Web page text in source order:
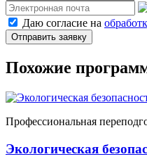
Даю согласие на
Отправить заявку
Похожие
Профессиональная
Экологическая